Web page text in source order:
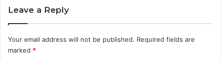
Leave a Reply
Your email address will not be published. Required fields are
marked *